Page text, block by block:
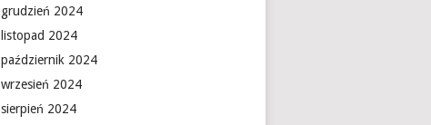
grudzień 2024
listopad 2024
październik 2024
wrzesień 2024
sierpień 2024